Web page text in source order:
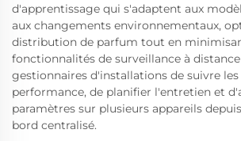
d'apprentissage qui s'adaptent aux
aux changements environnementaux,
distribution de parfum tout en
fonctionnalités de surveillance à
gestionnaires d'installations de suivre
performance, de planifier l'entretien et
paramètres sur plusieurs appareils
bord centralisé.